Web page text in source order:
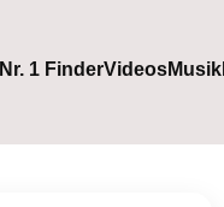
Nr. 1 FinderVideosMusik